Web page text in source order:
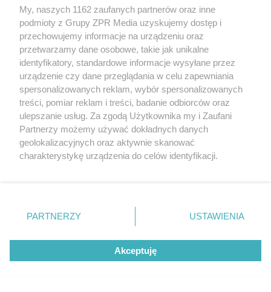
My, naszych 1162 zaufanych partnerów oraz inne
podmioty z Grupy ZPR Media uzyskujemy dostęp i
przechowujemy informacje na urządzeniu oraz
przetwarzamy dane osobowe, takie jak unikalne
identyfikatory, standardowe informacje wysyłane przez
urządzenie czy dane przeglądania w celu zapewniania
spersonalizowanych reklam, wybór spersonalizowanych
treści, pomiar reklam i treści, badanie odbiorców oraz
ulepszanie usług. Za zgodą Użytkownika my i Zaufani
Partnerzy możemy używać dokładnych danych
geolokalizacyjnych oraz aktywnie skanować
charakterystykę urządzenia do celów identyfikacji.
zmienić/wycofać klikając przycisk ustawień prywatności
znajdujący się w lewym dolnym rogu strony
rodzaje przetwarzania danych nie wymagają zgody
użytkownika, ale masz prawo sprzeciwić się takiemu
przetwarzaniu. Preferencje będą miały zastosowanie tylko
PARTNERZY USTAWIENIA
Akceptuję